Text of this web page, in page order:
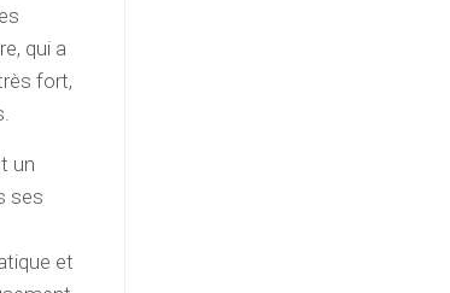
qui a
fort,
un
ses
et